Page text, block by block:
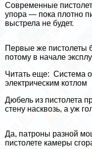
Современные
упора — пока плотно
выстрела не будет.
Первые же пистолеты
потому в начале
Читать еще: Система
электрическим котлом
Дюбель из пистолета
стену насквозь, а уж
Да, патроны разной
пистолете камеры